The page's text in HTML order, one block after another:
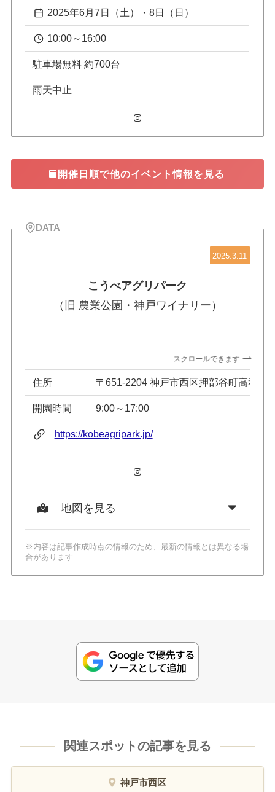
2025年6月7日（土）・8日（日）
10:00～16:00
駐車場無料 約700台
雨天中止
Instagram
開催日順で他のイベント情報を見る
DATA
2025.3.11
こうべアグリパーク
（旧 農業公園・神戸ワイナリー）
スクロールできます
住所 〒651-2204 神戸市西区押部谷町高和
開園時間 9:00～17:00
https://kobeagripark.jp/
Instagram
地図を見る
※内容は記事作成時点の情報のため、最新の情報とは異なる場
合があります
関連スポットの記事を見る
神戸市西区